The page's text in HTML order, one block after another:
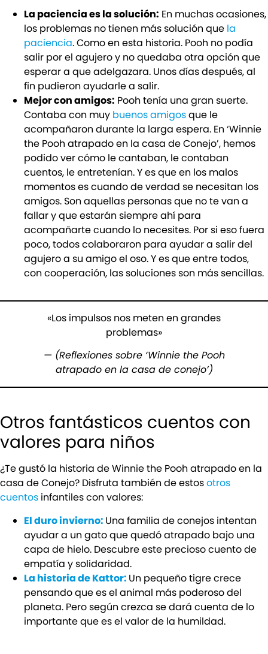
La paciencia es la solución: En muchas ocasiones,
los problemas no tienen más solución que la
paciencia. Como en esta historia. Pooh no podía
salir por el agujero y no quedaba otra opción que
esperar a que adelgazara. Unos días después, al
fin pudieron ayudarle a salir.
Mejor con amigos: Pooh tenía una gran suerte.
Contaba con muy buenos amigosque le
acompañaron durante la larga espera. En ‘Winnie
the Pooh atrapado en la casa de Conejo’, hemos
podido ver cómo le cantaban, le contaban
cuentos, le entretenían. Y es que en los malos
momentos es cuando de verdad se necesitan los
amigos. Son aquellas personas que no te van a
fallar y que estarán siempre ahí para
acompañarte cuando lo necesites. Por si eso fuera
poco, todos colaboraron para ayudar a salir del
agujero a su amigo el oso. Y es que entre todos,
con cooperación, las soluciones son más sencillas.
«Los impulsos nos meten en grandes
problemas»
— (Reflexiones sobre ‘Winnie the Pooh
atrapado en la casa de conejo’)
Otros fantásticos cuentos con
valores para niños
¿Te gustó la historia de Winnie the Pooh atrapado en la
casa de Conejo? Disfruta también de estosotros
cuentos infantiles con valores:
El duro invierno: Una familia de conejos intentan
ayudar a un gato que quedó atrapado bajo una
capa de hielo. Descubre este precioso cuento de
empatía y solidaridad.
La historia de Kattor: Un pequeño tigre crece
pensando que es el animal más poderoso del
planeta. Pero según crezca se dará cuenta de lo
importante que es el valor de la humildad.